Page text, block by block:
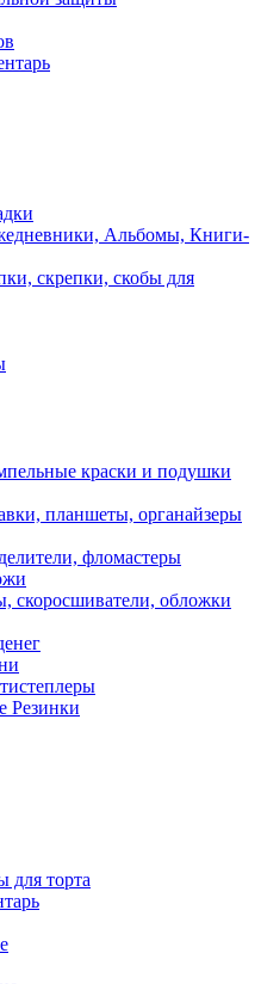
Альбомы, Книги-
скрепки, скобы для
краски и подушки
планшеты, органайзеры
фломастеры
скоросшиватели, обложки
Резинки
для торта